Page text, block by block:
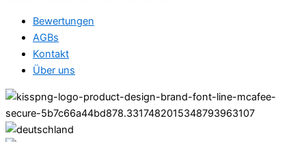
Bewertungen
AGBs
Kontakt
Über uns